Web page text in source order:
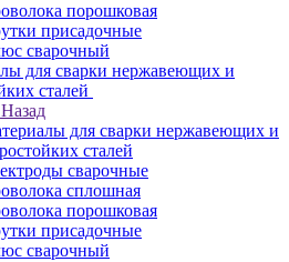
порошковая
присадочные
сварочный
для сварки нержавеющих и
сталей
Назад
для сварки нержавеющих и
сталей
сварочные
сплошная
порошковая
присадочные
сварочный